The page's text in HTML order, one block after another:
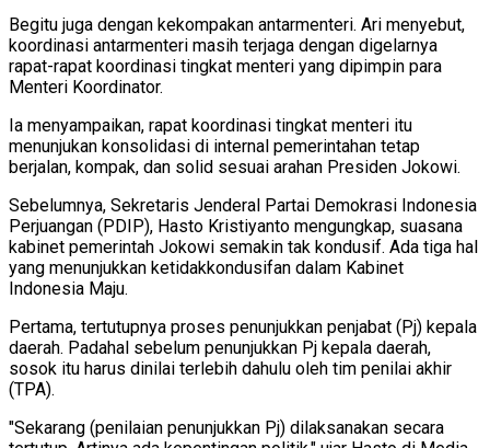
Begitu juga dengan kekompakan antarmenteri. Ari menyebut,
koordinasi antarmenteri masih terjaga dengan digelarnya
rapat-rapat koordinasi tingkat menteri yang dipimpin para
Menteri Koordinator.
Ia menyampaikan, rapat koordinasi tingkat menteri itu
menunjukan konsolidasi di internal pemerintahan tetap
berjalan, kompak, dan solid sesuai arahan Presiden Jokowi.
Sebelumnya, Sekretaris Jenderal Partai Demokrasi Indonesia
Perjuangan (PDIP), Hasto Kristiyanto mengungkap, suasana
kabinet pemerintah Jokowi semakin tak kondusif. Ada tiga hal
yang menunjukkan ketidakkondusifan dalam Kabinet
Indonesia Maju.
Pertama, tertutupnya proses penunjukkan penjabat (Pj) kepala
daerah. Padahal sebelum penunjukkan Pj kepala daerah,
sosok itu harus dinilai terlebih dahulu oleh tim penilai akhir
(TPA).
"Sekarang (penilaian penunjukkan Pj) dilaksanakan secara